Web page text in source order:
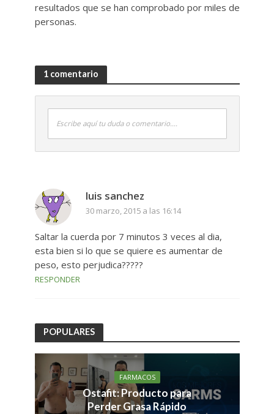
resultados que se han comprobado por miles de
personas.
1 comentario
Escribe aquí tu duda o comentario....
luis sanchez
30 marzo, 2015 a las 16:14
Saltar la cuerda por 7 minutos 3 veces al dia,
esta bien si lo que se quiere es aumentar de
peso, esto perjudica?????
RESPONDER
POPULARES
FARMACOS
Ostafit: Producto para
Perder Grasa Rápido